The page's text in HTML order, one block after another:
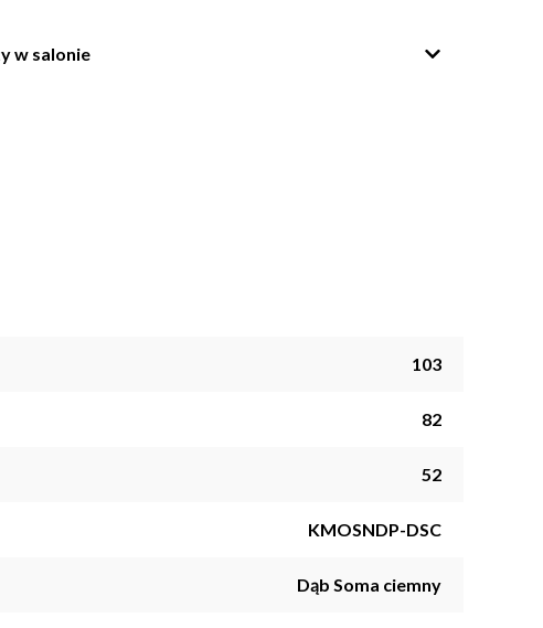
w salonie
103
82
52
KMOSNDP-DSC
Dąb Soma ciemny